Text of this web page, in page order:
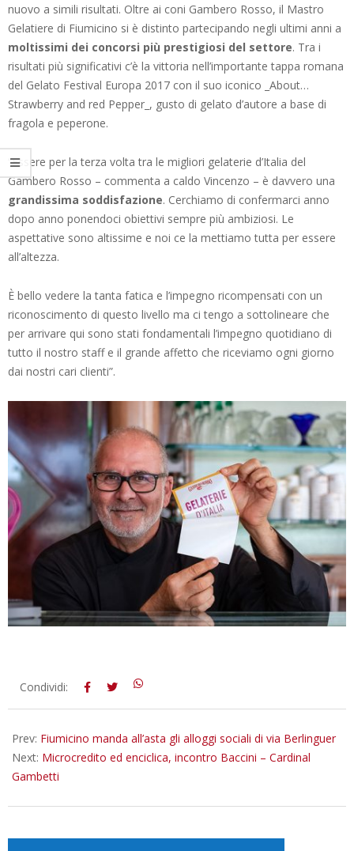
nuovo a simili risultati. Oltre ai coni Gambero Rosso, il Mastro
Gelatiere di Fiumicino si è distinto partecipando negli ultimi anni a
moltissimi dei concorsi più prestigiosi del settore. Tra i
risultati più significativi c’è la vittoria nell’importante tappa romana
del Gelato Festival Europa 2017 con il suo iconico _About…
Strawberry and red Pepper_, gusto di gelato d’autore a base di
fragola e peperone.
“Essere per la terza volta tra le migliori gelaterie d’Italia del
Gambero Rosso – commenta a caldo Vincenzo – è davvero una
grandissima soddisfazione. Cerchiamo di confermarci anno
dopo anno ponendoci obiettivi sempre più ambiziosi. Le
aspettative sono altissime e noi ce la mettiamo tutta per essere
all’altezza.
È bello vedere la tanta fatica e l’impegno ricompensati con un
riconoscimento di questo livello ma ci tengo a sottolineare che
per arrivare qui sono stati fondamentali l’impegno quotidiano di
tutto il nostro staff e il grande affetto che riceviamo ogni giorno
dai nostri cari clienti”.
2022-
Condividi:
Prev: Fiumicino manda all’asta gli alloggi sociali di via Berlinguer
Next: Microcredito ed enciclica, incontro Baccini – Cardinal
Gambetti